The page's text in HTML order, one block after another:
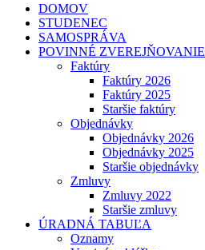
DOMOV
STUDENEC
SAMOSPRÁVA
POVINNÉ ZVEREJŇOVANIE
Faktúry
Faktúry 2026
Faktúry 2025
Staršie faktúry
Objednávky
Objednávky 2026
Objednávky 2025
Staršie objednávky
Zmluvy
Zmluvy 2022
Staršie zmluvy
ÚRADNÁ TABUĽA
Oznamy